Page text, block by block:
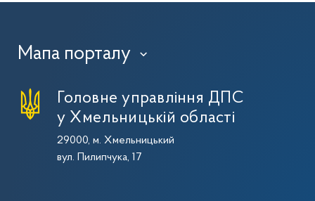
Мапа порталу ›
Головне управління ДПС
у Хмельницькій області
29000, м. Хмельницький
вул. Пилипчука, 17